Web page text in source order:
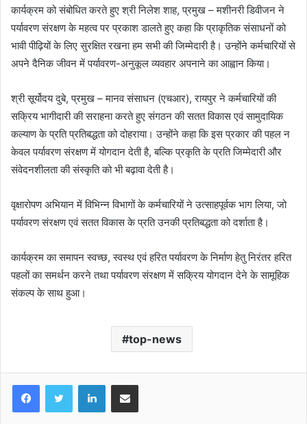
कार्यक्रम को संबोधित करते हुए श्री निलेश शाह, प्रमुख – मशीनरी डिवीजन ने
पर्यावरण संरक्षण के महत्व पर प्रकाश डालते हुए कहा कि प्राकृतिक संसाधनों को
भावी पीढ़ियों के लिए सुरक्षित रखना हम सभी की जिम्मेदारी है। उन्होंने कर्मचारियों से
अपने दैनिक जीवन में पर्यावरण-अनुकूल व्यवहार अपनाने का आह्वान किया।
श्री सूर्योदय दुबे, प्रमुख – मानव संसाधन (एचआर), रायपुर ने कर्मचारियों की
सक्रिय भागीदारी की सराहना करते हुए संगठन की सतत विकास एवं सामुदायिक
कल्याण के प्रति प्रतिबद्धता को दोहराया। उन्होंने कहा कि इस प्रकार की पहल न
केवल पर्यावरण संरक्षण में योगदान देती है, बल्कि प्रकृति के प्रति जिम्मेदारी और
संवेदनशीलता की संस्कृति को भी बढ़ावा देती है।
वृक्षारोपण अभियान में विभिन्न विभागों के कर्मचारियों ने उत्साहपूर्वक भाग लिया, जो
पर्यावरण संरक्षण एवं सतत विकास के प्रति उनकी प्रतिबद्धता को दर्शाता है।
कार्यक्रम का समापन स्वच्छ, स्वस्थ एवं हरित पर्यावरण के निर्माण हेतु निरंतर हरित
पहलों का समर्थन करने तथा पर्यावरण संरक्षण में सक्रिय योगदान देने के सामूहिक
संकल्प के साथ हुआ।
top-news
LinkedInShare via Email